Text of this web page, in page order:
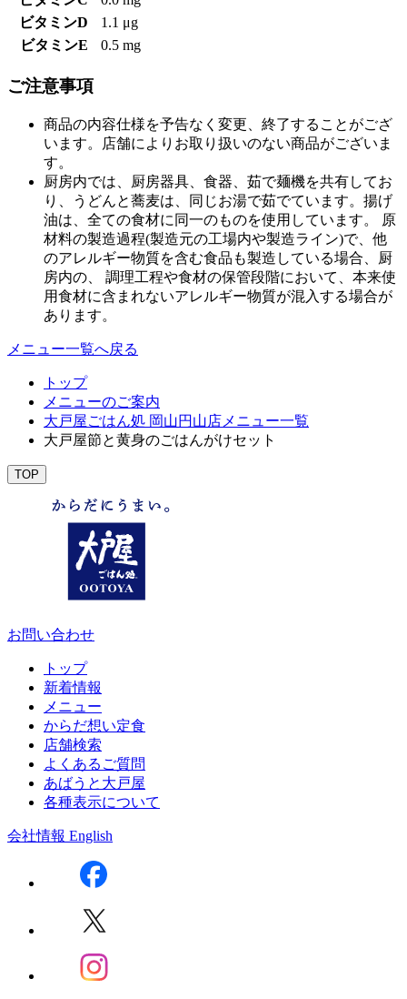
ビタミンD
1.1 μg
ビタミンE
0.5 mg
ご注意事項
商品の内容仕様を予告なく変更、終了することがござ
います。店舗によりお取り扱いのない商品がございま
す。
厨房内では、厨房器具、食器、茹で麺機を共有してお
り、うどんと蕎麦は、同じお湯で茹でています。揚げ
油は、全ての食材に同一のものを使用しています。 原
材料の製造過程(製造元の工場内や製造ライン)で、他
のアレルギー物質を含む食品も製造している場合、厨
房内の、 調理工程や食材の保管段階において、本来使
用食材に含まれないアレルギー物質が混入する場合が
あります。
メニュー一覧へ戻る
トップ
メニューのご案内
大戸屋ごはん処 岡山円山店メニュー一覧
大戸屋節と黄身のごはんがけセット
TOP
お問い合わせ
トップ
新着情報
メニュー
からだ想い定食
店舗検索
よくあるご質問
あばうと大戸屋
各種表示について
会社情報 English